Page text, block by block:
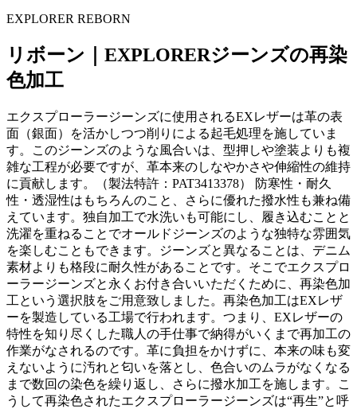
EXPLORER REBORN
リボーン｜EXPLORERジーンズの再染
色加工
エクスプローラージーンズに使用されるEXレザーは革の表
面（銀面）を活かしつつ削りによる起毛処理を施していま
す。このジーンズのような風合いは、型押しや塗装よりも複
雑な工程が必要ですが、革本来のしなやかさや伸縮性の維持
に貢献します。（製法特許：PAT3413378） 防寒性・耐久
性・透湿性はもちろんのこと、さらに優れた撥水性も兼ね備
えています。独自加工で水洗いも可能にし、履き込むことと
洗濯を重ねることでオールドジーンズのような独特な雰囲気
を楽しむこともできます。ジーンズと異なることは、デニム
素材よりも格段に耐久性があることです。そこでエクスプロ
ーラージーンズと永くお付き合いいただくために、再染色加
工という選択肢をご用意致しました。再染色加工はEXレザ
ーを製造している工場で行われます。つまり、EXレザーの
特性を知り尽くした職人の手仕事で納得がいくまで再加工の
作業がなされるのです。革に負担をかけずに、本来の味も変
えないように汚れと匂いを落とし、色合いのムラがなくなる
まで数回の染色を繰り返し、さらに撥水加工を施します。こ
うして再染色されたエクスプローラージーンズは“再生”と呼